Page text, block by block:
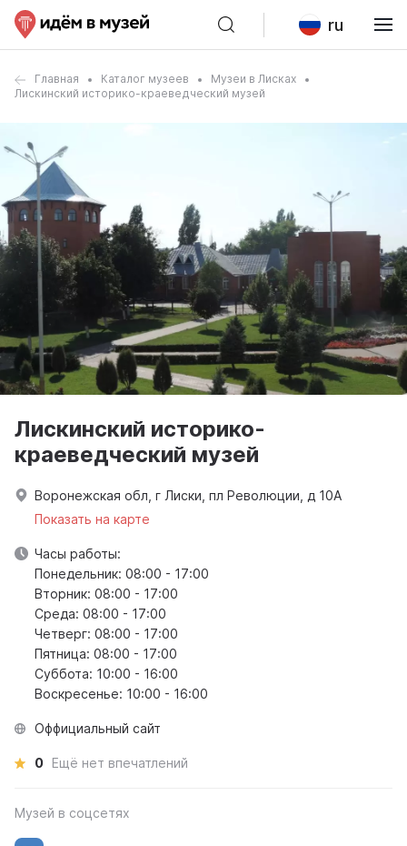
ru
Главная Каталог музеев
Музеи в Лисках
Лискинский историко-краеведческий музей
Лискинский историко-
краеведческий музей
Воронежская обл, г Лиски, пл Революции, д 10А
Показать на карте
Часы работы:
Понедельник: 08:00 - 17:00
Вторник: 08:00 - 17:00
Среда: 08:00 - 17:00
Четверг: 08:00 - 17:00
Пятница: 08:00 - 17:00
Суббота: 10:00 - 16:00
Воскресенье: 10:00 - 16:00
Оффициальный сайт
0 Ещё нет впечатлений
Музей в соцсетях